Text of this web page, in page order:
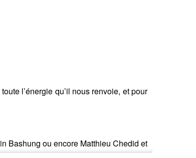
l’énergie qu’il nous renvoie, et pour
Bashung ou encore Matthieu Chedid et